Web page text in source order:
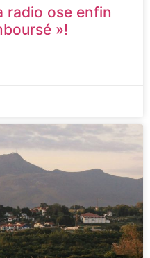
radio ose enfin
»!